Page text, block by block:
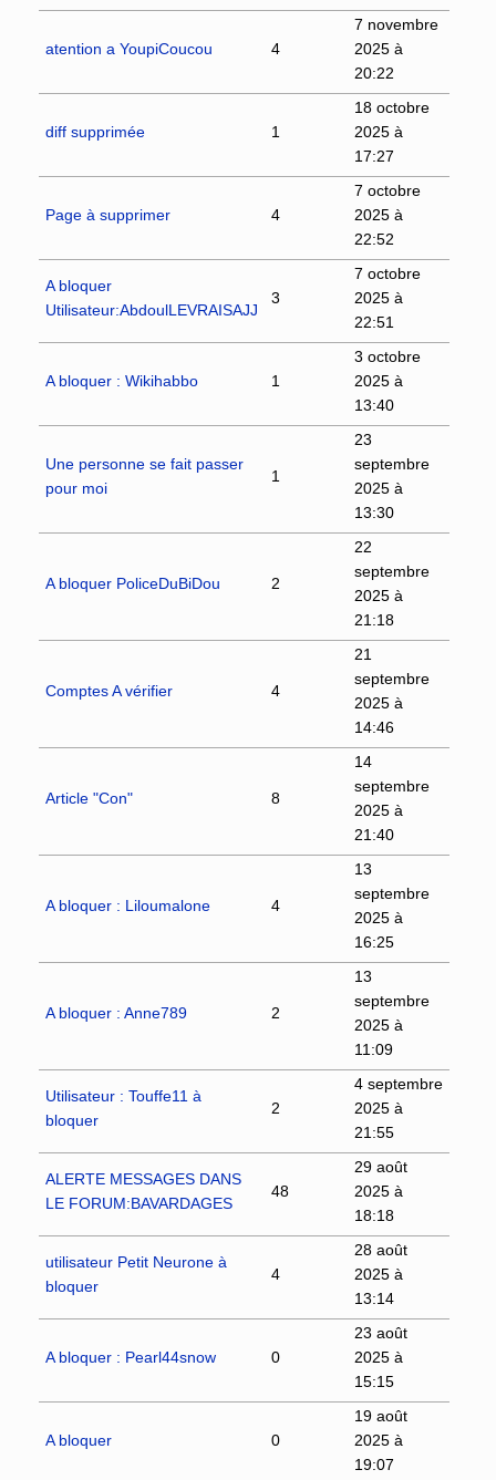
atention a YoupiCoucou 4
7 novembre
2025 à
20:22
diff supprimée 1
18 octobre
2025 à
17:27
Page à supprimer 4
7 octobre
2025 à
22:52
A bloquer
Utilisateur:AbdoulLEVRAISAJJ
3
7 octobre
2025 à
22:51
A bloquer : Wikihabbo 1
3 octobre
2025 à
13:40
Une personne se fait passer
pour moi
1
23
septembre
2025 à
13:30
A bloquer PoliceDuBiDou 2
22
septembre
2025 à
21:18
Comptes A vérifier 4
21
septembre
2025 à
14:46
Article "Con" 8
14
septembre
2025 à
21:40
A bloquer : Liloumalone 4
13
septembre
2025 à
16:25
A bloquer : Anne789 2
13
septembre
2025 à
11:09
Utilisateur : Touffe11 à
bloquer
2
4 septembre
2025 à
21:55
ALERTE MESSAGES DANS
LE FORUM:BAVARDAGES
48
29 août
2025 à
18:18
utilisateur Petit Neurone à
bloquer
4
28 août
2025 à
13:14
A bloquer : Pearl44snow 0
23 août
2025 à
15:15
A bloquer 0
19 août
2025 à
19:07